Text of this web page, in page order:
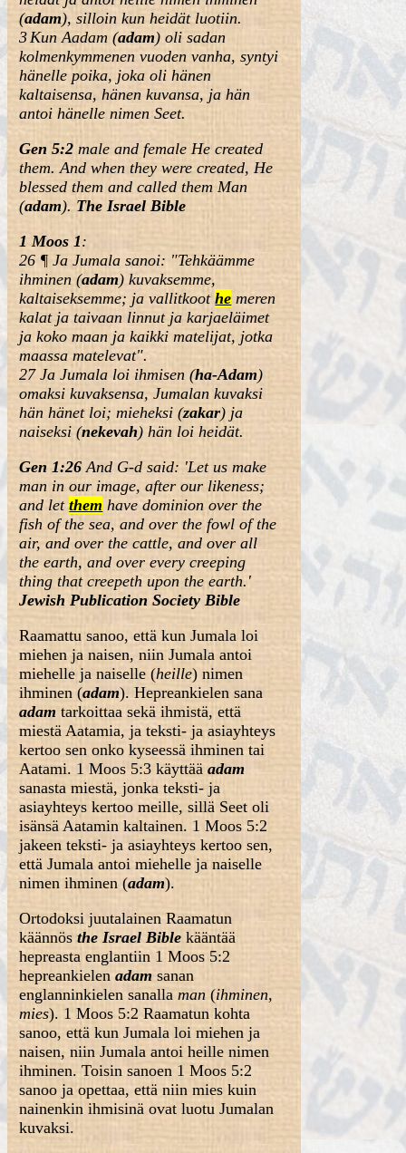
(adam), silloin kun heidät luotiin.
3Kun Aadam (adam) oli sadan
kolmenkymmenen vuoden vanha, syntyi
hänelle poika, joka oli hänen
kaltaisensa, hänen kuvansa, ja hän
antoi hänelle nimen Seet.
Gen 5:2 male and female He created
them. And when they were created, He
blessed them and called them Man
(adam). The Israel Bible
1 Moos 1:
26 ¶ Ja Jumala sanoi: "Tehkäämme
ihminen (adam) kuvaksemme,
kaltaiseksemme; ja vallitkoothe meren
kalat ja taivaan linnut ja karjaeläimet
ja koko maan ja kaikki matelijat, jotka
maassa matelevat".
27Ja Jumala loi ihmisen (ha-Adam)
omaksi kuvaksensa, Jumalan kuvaksi
hän hänet loi; mieheksi (zakar) ja
naiseksi (nekevah) hän loi heidät.
Gen 1:26 And G-d said: 'Let us make
man in our image, after our likeness;
and letthem have dominion over the
fish of the sea, and over the fowl of the
air, and over the cattle, and over all
the earth, and over every creeping
thing that creepeth upon the earth.'
Jewish Publication Society Bible
Raamattu sanoo, että kun Jumala loi
miehen ja naisen, niin Jumala antoi
miehelle ja naiselle (heille) nimen
ihminen (adam). Hepreankielen sana
adam tarkoittaa sekä ihmistä, että
miestä Aatamia, ja teksti- ja asiayhteys
kertoo sen onko kyseessä ihminen tai
Aatami. 1 Moos 5:3 käyttääadam
sanasta miestä, jonka teksti- ja
asiayhteys kertoo meille, sillä Seet oli
isänsä Aatamin kaltainen. 1 Moos 5:2
jakeen teksti- ja asiayhteys kertoo sen,
että Jumala antoi miehelle ja naiselle
nimen ihminen (adam).
Ortodoksi juutalainen Raamatun
käännösthe Israel Bible kääntää
hepreasta englantiin 1 Moos 5:2
hepreankielenadam sanan
englanninkielen sanallaman (ihminen,
mies). 1 Moos 5:2 Raamatun kohta
sanoo, että kun Jumala loi miehen ja
naisen, niin Jumala antoi heille nimen
ihminen. Toisin sanoen 1 Moos 5:2
sanoo ja opettaa, että niin mies kuin
nainenkin ihmisinä ovat luotu Jumalan
kuvaksi.